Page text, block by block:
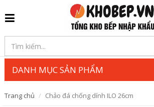
DANH MỤC SẢN PHẨM
Trang chủ Chảo đá chống dính ILO 26cm